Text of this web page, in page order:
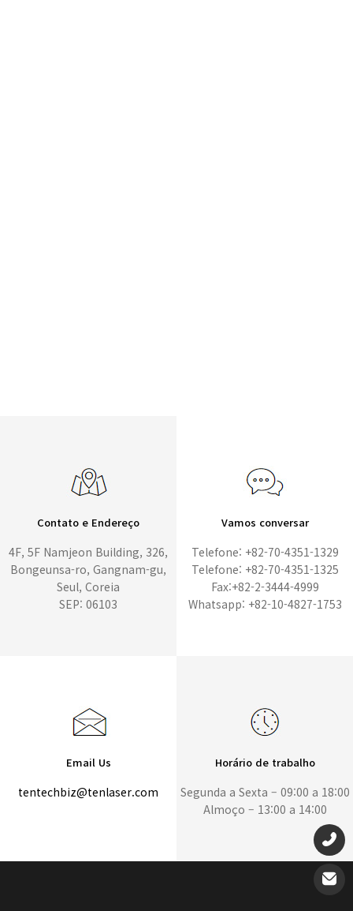
Contato e Endereço
4F, 5F Namjeon Building, 326,
Bongeunsa-ro, Gangnam-gu,
Seul, Coreia
SEP: 06103
Vamos conversar
Telefone: +82-70-4351-1329
Telefone: +82-70-4351-1325
Fax:+82-2-3444-4999
Whatsapp: +82-10-4827-1753
Email Us
tentechbiz@tenlaser.com
Horário de trabalho
Segunda a Sexta – 09:00 a 18:00
Almoço – 13:00 a 14:00